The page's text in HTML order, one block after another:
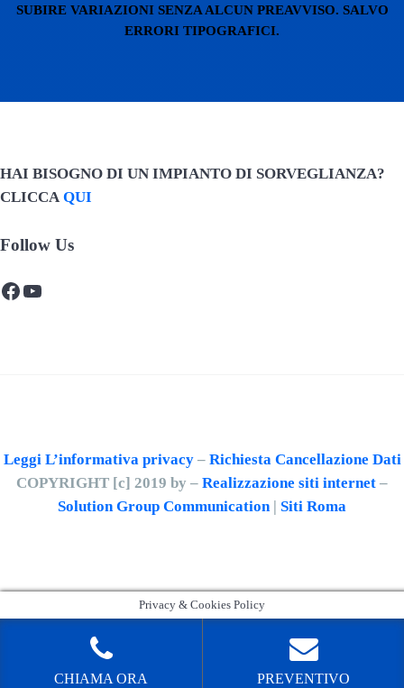
SUBIRE VARIAZIONI SENZA ALCUN PREAVVISO. SALVO
ERRORI TIPOGRAFICI.
HAI BISOGNO DI UN IMPIANTO DI SORVEGLIANZA?
CLICCAQUI
Follow Us
Facebook
YouTube
Leggi L’informativa privacy– Richiesta Cancellazione Dati
COPYRIGHT [c] 2019 by – Realizzazione siti internet –
Solution Group Communication| Siti Roma
Privacy & Cookies Policy
CHIAMA ORA PREVENTIVO